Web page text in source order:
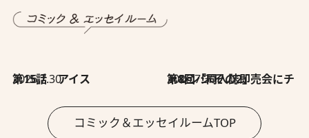
2026.7.30
第15話 アイス 2026.7.30
第8回「同人誌即売会にチャレンジ その2」
コミック＆エッセイルームTOP